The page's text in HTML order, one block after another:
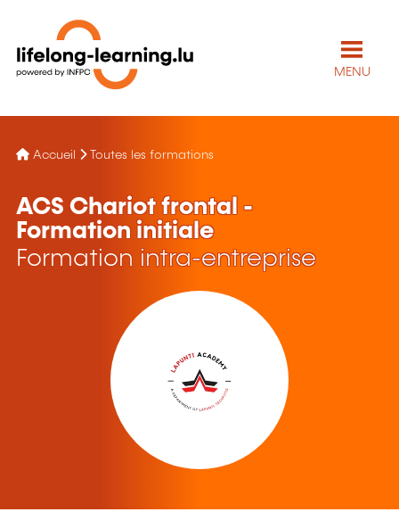
MENU
Accueil Toutes les formations
ACS Chariot frontal -
Formation initiale
Formation intra-entreprise